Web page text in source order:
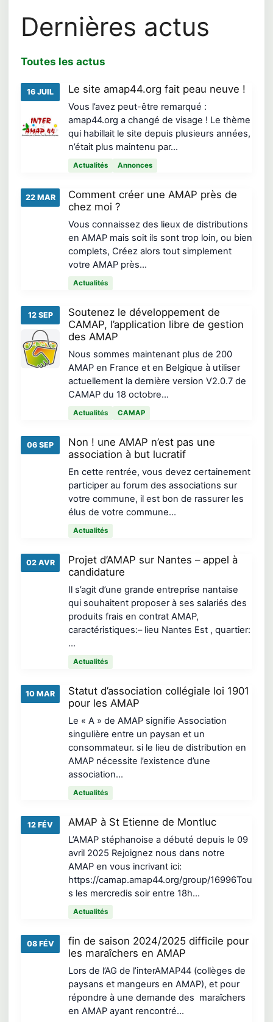
Dernières actus
Toutes les actus
16 JUIL Le site amap44.org fait peau neuve !
Vous l’avez peut-être remarqué :
amap44.org a changé de visage ! Le thème
qui habillait le site depuis plusieurs années,
n’était plus maintenu par…
Actualités Annonces
22 MAR
Comment créer une AMAP près de
chez moi ?
Vous connaissez des lieux de distributions
en AMAP mais soit ils sont trop loin, ou bien
complets, Créez alors tout simplement
votre AMAP près…
Actualités
12 SEP
Soutenez le développement de
CAMAP, l’application libre de gestion
des AMAP
Nous sommes maintenant plus de 200
AMAP en France et en Belgique à utiliser
actuellement la dernière version V2.0.7 de
CAMAP du 18 octobre…
Actualités CAMAP
06 SEP
Non ! une AMAP n’est pas une
association à but lucratif
En cette rentrée, vous devez certainement
participer au forum des associations sur
votre commune, il est bon de rassurer les
élus de votre commune…
Actualités
02 AVR
Projet d’AMAP sur Nantes – appel à
candidature
Il s’agit d’une grande entreprise nantaise
qui souhaitent proposer à ses salariés des
produits frais en contrat AMAP,
caractéristiques:– lieu Nantes Est , quartier:
…
Actualités
10 MAR
Statut d’association collégiale loi 1901
pour les AMAP
Le « A » de AMAP signifie Association
singulière entre un paysan et un
consommateur. si le lieu de distribution en
AMAP nécessite l’existence d’une
association…
Actualités
12 FÉV AMAP à St Etienne de Montluc
L’AMAP stéphanoise a débuté depuis le 09
avril 2025 Rejoignez nous dans notre
AMAP en vous incrivant ici:
https://camap.amap44.org/group/16996Tou
s les mercredis soir entre 18h…
Actualités
08 FÉV
fin de saison 2024/2025 difficile pour
les maraîchers en AMAP
Lors de l’AG de l’interAMAP44 (collèges de
paysans et mangeurs en AMAP), et pour
répondre à une demande des maraîchers
en AMAP ayant rencontré…